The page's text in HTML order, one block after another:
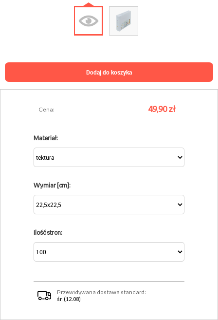
Cena: 49,90 zł
Materiał:
Wymiar [cm]:
Ilość stron:
Przewidywana dostawa standard:
śr. (12.08)
dodaj do koszyka